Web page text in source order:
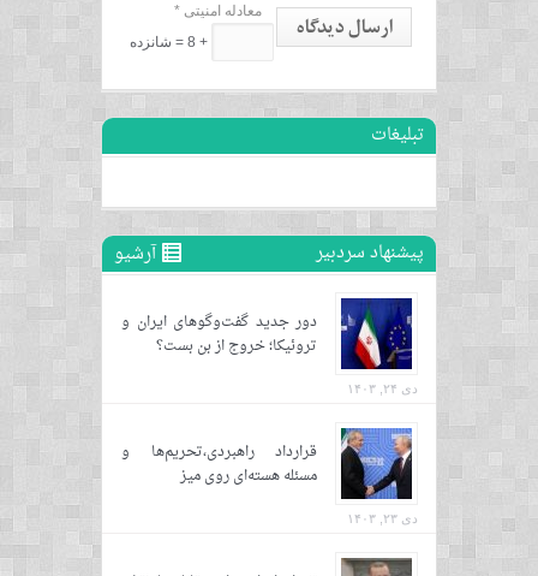
ارسال دیدگاه معادله امنیتی *
+ 8 = شانزده
تبلیغات
پیشنهاد سردبیر آرشیو
دور جدید گفت‌وگوهای ایران و
تروئیکا؛ خروج از بن بست؟
دی ۲۴, ۱۴۰۳
قرارداد راهبردی،تحریم‌ها و
مسئله هسته‌ای روی میز
دی ۲۳, ۱۴۰۳